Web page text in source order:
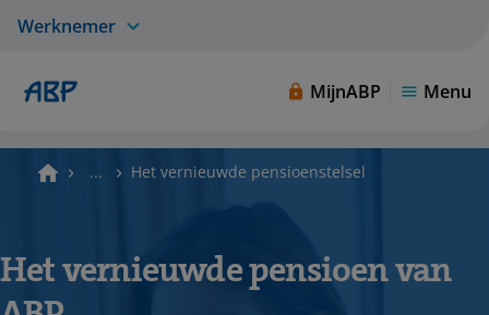
Werknemer
MijnABP Menu
... Het vernieuwde pensioenstelsel
Het vernieuwde pensioen van